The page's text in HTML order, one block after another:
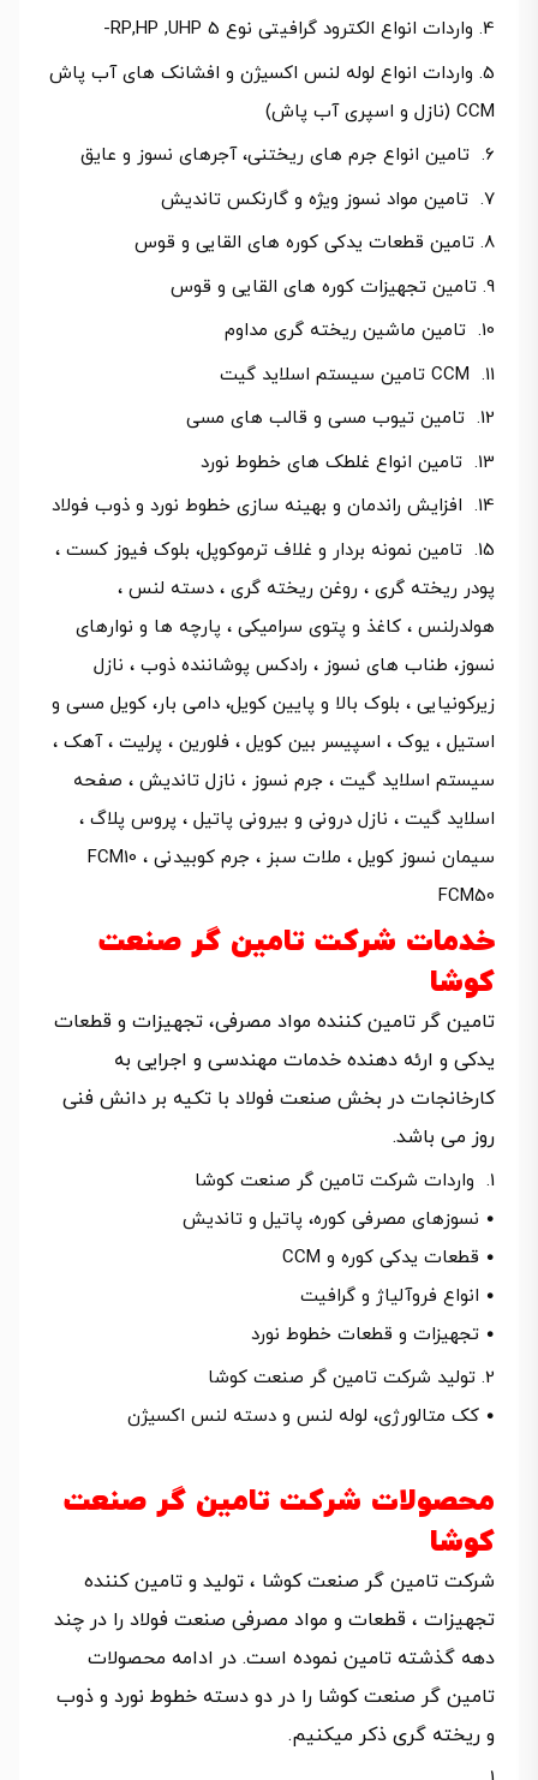
واردات انواع الکترود گرافیتی نوع RP,HP ,UHP 5-
واردات انواع لوله لنس اکسیژن و افشانک های آب پاش
CCM (نازل و اسپری آب پاش)
تامین انواع جرم های ریختنی، آجرهای نسوز و عایق
تامین مواد نسوز ویژه و گارنکس تاندیش
تامین قطعات یدکی کوره های القایی و قوس
تامین تجهیزات کوره های القایی و قوس
تامین ماشین ریخته گری مداوم
تامین تیوب مسی و قالب های مسی
تامین انواع غلطک های خطوط نورد
افزایش راندمان و بهینه سازی خطوط نورد و ذوب فولاد
تامین نمونه بردار و غلاف ترموکوپل، بلوک فیوز کست ،
پودر ریخته گری ، روغن ریخته گری ، دسته لنس ،
هولدرلنس ، کاغذ و پتوی سرامیکی ، پارچه ها و نوارهای
نسوز، طناب های نسوز ، رادکس پوشاننده ذوب ، نازل
زیرکونیایی ، بلوک بالا و پایین کویل، دامی بار، کویل مسی و
استیل ، یوک ، اسپیسر بین کویل ، فلورین ، پرلیت ، آهک ،
سیستم اسلاید گیت ، جرم نسوز ، نازل تاندیش ، صفحه
اسلاید گیت ، نازل درونی و بیرونی پاتیل ، پروس پلاگ ،
سیمان نسوز کویل ، ملات سبز ، جرم کوبیدنی FCM10 ،
FCM50
خدمات شرکت تامین گر صنعت
کوشا
تامین گر تامین کننده مواد مصرفی، تجهیزات و قطعات
یدکی و ارئه دهنده خدمات مهندسی و اجرایی به
کارخانجات در بخش صنعت فولاد با تکیه بر دانش فنی
روز می باشد.
واردات شرکت تامین گر صنعت کوشا
• نسوزهای مصرفی کوره، پاتیل و تاندیش
• قطعات یدکی کوره و CCM
• انواع فروآلیاژ و گرافیت
• تجهیزات و قطعات خطوط نورد
تولید شرکت تامین گر صنعت کوشا
• کک متالورژی، لوله لنس و دسته لنس اکسیژن
محصولات شرکت تامین گر صنعت
کوشا
شرکت تامین گر صنعت کوشا ، تولید و تامین کننده
تجهیزات ، قطعات و مواد مصرفی صنعت فولاد را در چند
دهه گذشته تامین نموده است. در ادامه محصولات
تامین گر صنعت کوشا را در دو دسته خطوط نورد و ذوب
و ریخته گری ذکر میکنیم.